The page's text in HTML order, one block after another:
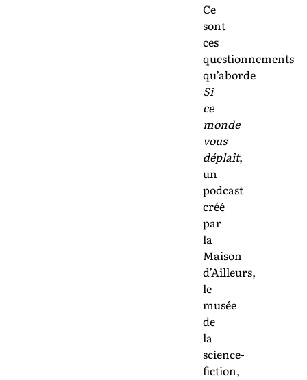
Ce
sont
ces
questionnements
qu’aborde
Si
ce
monde
vous
déplaît,
un
podcast
créé
par
la
Maison
d’Ailleurs,
le
musée
de
la
science-
fiction,